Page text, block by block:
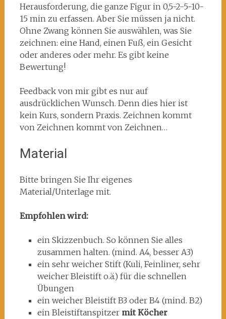
Herausforderung, die ganze Figur in 0,5-2-5-10-
15 min zu erfassen. Aber Sie müssen ja nicht.
Ohne Zwang können Sie auswählen, was Sie
zeichnen: eine Hand, einen Fuß, ein Gesicht
oder anderes oder mehr. Es gibt keine
Bewertung!
Feedback von mir gibt es nur auf
ausdrücklichen Wunsch. Denn dies hier ist
kein Kurs, sondern Praxis. Zeichnen kommt
von Zeichnen kommt von Zeichnen…
Material
Bitte bringen Sie Ihr eigenes
Material/Unterlage mit.
Empfohlen wird:
ein Skizzenbuch. So können Sie alles
zusammen halten. (mind. A4, besser A3)
ein sehr weicher Stift (Kuli, Feinliner, sehr
weicher Bleistift o.ä.) für die schnellen
Übungen
ein weicher Bleistift B3 oder B4 (mind. B2)
ein Bleistiftanspitzer mit Köcher